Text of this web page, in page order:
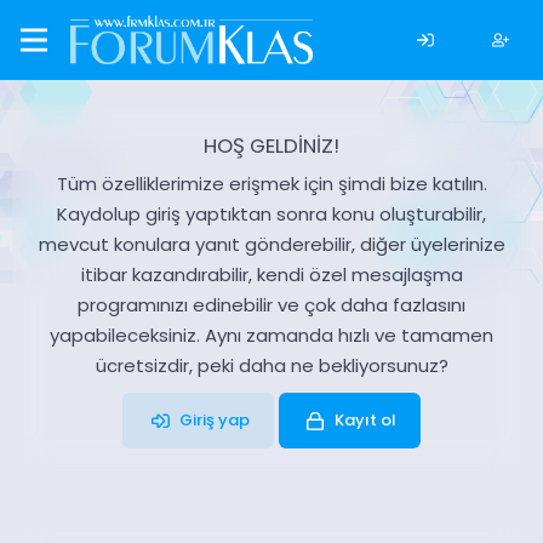
HOŞ GELDİNİZ!
Tüm özelliklerimize erişmek için şimdi bize katılın.
Kaydolup giriş yaptıktan sonra konu oluşturabilir,
mevcut konulara yanıt gönderebilir, diğer üyelerinize
itibar kazandırabilir, kendi özel mesajlaşma
programınızı edinebilir ve çok daha fazlasını
yapabileceksiniz. Aynı zamanda hızlı ve tamamen
ücretsizdir, peki daha ne bekliyorsunuz?
Giriş yap Kayıt ol